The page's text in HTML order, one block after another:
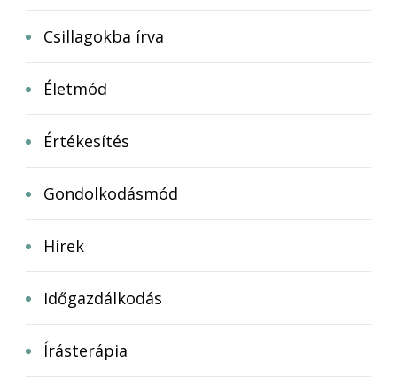
Csillagokba írva
Életmód
Értékesítés
Gondolkodásmód
Hírek
Időgazdálkodás
Írásterápia